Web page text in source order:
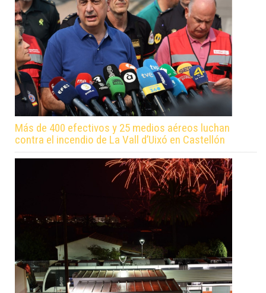
Más de 400 efectivos y 25 medios aéreos luchan
contra el incendio de La Vall d’Uixó en Castellón